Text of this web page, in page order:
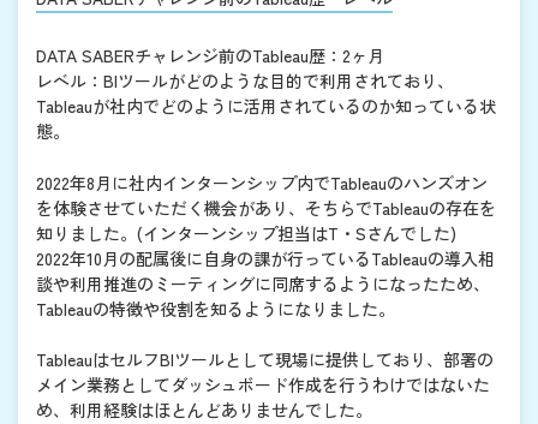
DATA SABERチャレンジ前のTableau歴：2ヶ月
レベル：BIツールがどのような目的で利用されており、
Tableauが社内でどのように活用されているのか知っている状
態。
2022年8月に社内インターンシップ内でTableauのハンズオン
を体験させていただく機会があり、そちらでTableauの存在を
知りました。(インターンシップ担当はT・Sさんでした)
2022年10月の配属後に自身の課が行っているTableauの導入相
談や利用推進のミーティングに同席するようになったため、
Tableauの特徴や役割を知るようになりました。
TableauはセルフBIツールとして現場に提供しており、部署の
メイン業務としてダッシュボード作成を行うわけではないた
め、利用経験はほとんどありませんでした。